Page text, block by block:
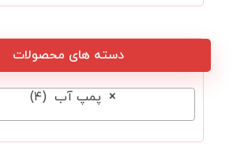
دسته های محصولات
× پمپ آب (۴)